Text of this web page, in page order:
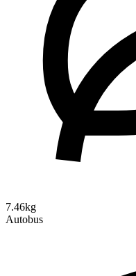
7.46kg
Autobus